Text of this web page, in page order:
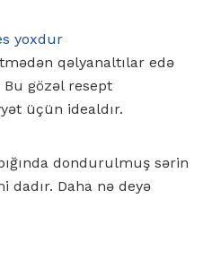
yoxdur
qəlyanaltılar edə
gözəl resept
üçün idealdır.
dondurulmuş sərin
dadır. Daha nə deyə